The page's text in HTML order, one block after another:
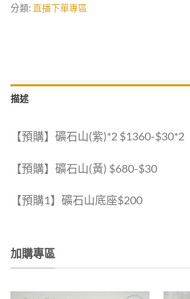
分類: 直播下單專區
描述
【預購】礦石山(紫)*2 $1360-$30*2
【預購】礦石山(黃) $680-$30
【預購1】礦石山底座$200
加購專區